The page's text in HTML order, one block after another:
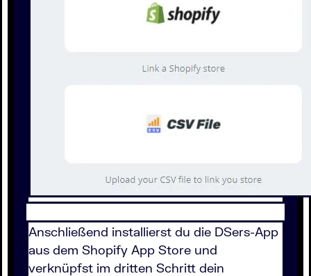
Anschließend installierst du die DSers-App
aus dem Shopify App Store und
verknüpfst im dritten Schritt dein